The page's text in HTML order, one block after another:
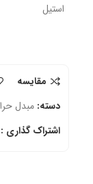
استیل
مقایسه
دسته: مبدل
اشتراک گذاری :